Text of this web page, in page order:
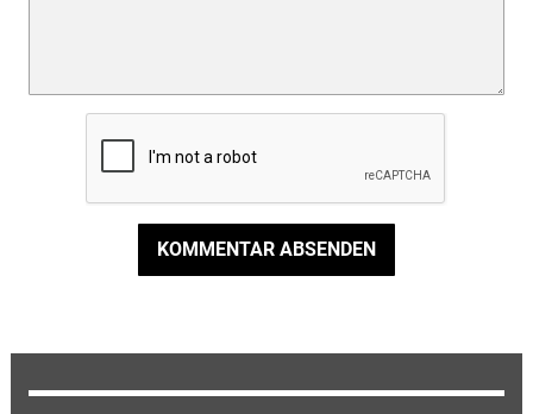
KOMMENTAR ABSENDEN